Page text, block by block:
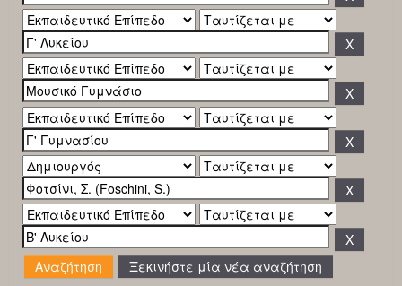
Ξεκινήστε μία νέα αναζήτηση